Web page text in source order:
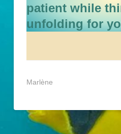
patient while
unfolding for
Marlène